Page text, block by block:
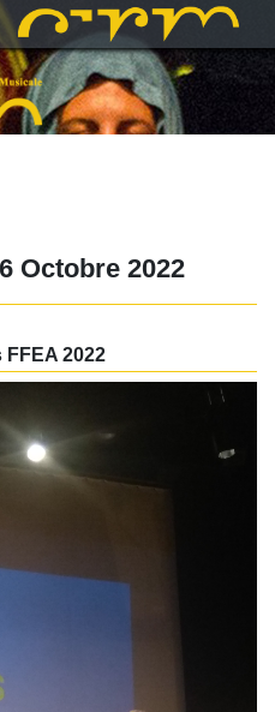
Octobre 2022
FFEA 2022